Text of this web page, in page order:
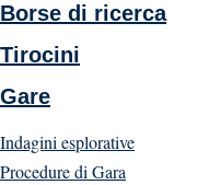
Borse di ricerca
Tirocini
Gare
Indagini esplorative
Procedure di Gara